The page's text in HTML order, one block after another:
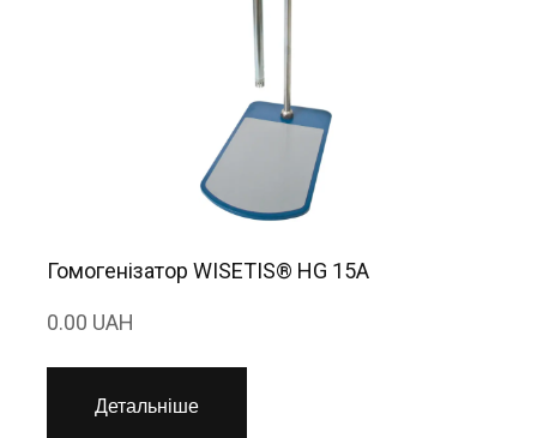
Гомогенізатор WISETIS® HG 15A
0.00 UAH
Детальніше